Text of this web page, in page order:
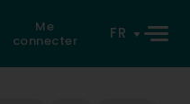
Me
connecter
FR